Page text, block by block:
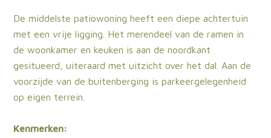
De middelste patiowoning heeft een diepe achtertuin
met een vrije ligging. Het merendeel van de ramen in
de woonkamer en keuken is aan de noordkant
gesitueerd, uiteraard met uitzicht over het dal. Aan de
voorzijde van de buitenberging is parkeergelegenheid
op eigen terrein.
Kenmerken: